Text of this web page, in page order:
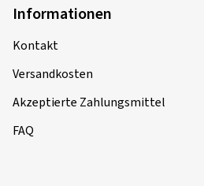
Informationen
Kontakt
Versandkosten
Akzeptierte Zahlungsmittel
FAQ